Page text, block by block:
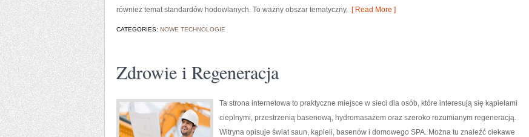
również temat standardów hodowlanych. To ważny obszar tematyczny, [ Read More ]
CATEGORIES: NOWE TECHNOLOGIE
Zdrowie i Regeneracja
Ta strona internetowa to praktyczne miejsce w sieci dla osób, które interesują się kąpielami
cieplnymi, przestrzenią basenową, hydromasażem oraz szeroko rozumianym regeneracją.
Witryna opisuje świat saun, kąpieli, basenów i domowego SPA. Można tu znaleźć ciekawe